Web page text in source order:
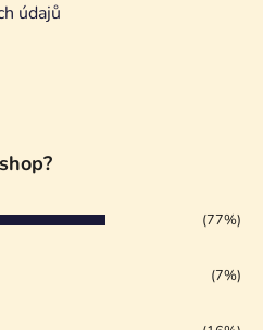
údajů
(77%)
(7%)